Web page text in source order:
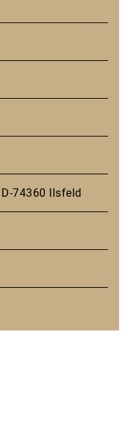
74360 Ilsfeld